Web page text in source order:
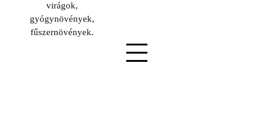
virágok,
gyógynövények,
fűszernövények.